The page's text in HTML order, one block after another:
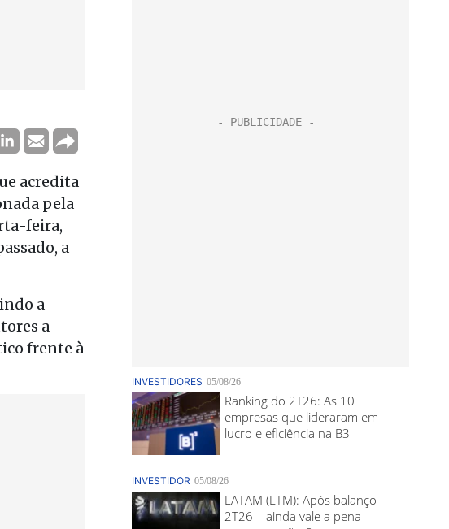
acredita
pela
feira,
a
a
a
frente à